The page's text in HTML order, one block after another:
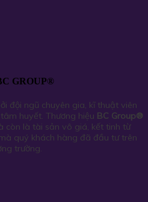
GROUP®
đội ngũ chuyên gia, kĩ thuật viên
huyết. Thương hiệu BC Group®
còn là tài sản vô giá, kết tinh từ
quý khách hàng đã đầu tư trên
trường.